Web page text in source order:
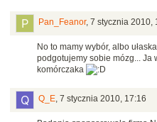
Pan_Feanor, 7 stycznia 2010,
No to mamy wybór, albo
podgotujemy sobie mózg... Ja
komórczaka
Q_E 7 stycznia 2010, 17:16